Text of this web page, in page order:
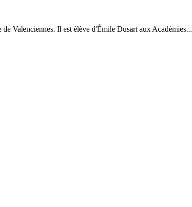
Valenciennes. Il est élève d'Émile Dusart aux Académies...